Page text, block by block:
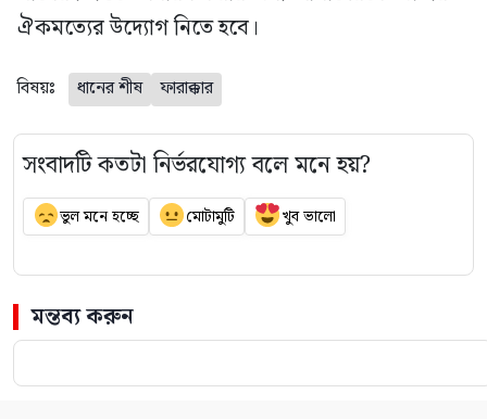
ঐকমত্যের উদ্যোগ নিতে হবে।
বিষয়ঃ ধানের শীষ ফারাক্কার
সংবাদটি কতটা নির্ভরযোগ্য বলে মনে হয়?
ভুল মনে হচ্ছে মোটামুটি খুব ভালো
মন্তব্য করুন